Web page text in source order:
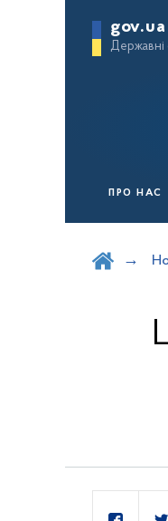
gov.ua
Державні
ПРО НАС